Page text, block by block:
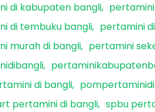
di kabupaten bangli
di tembuku bangli
pertamini
murah di bangli
pertamini
di bangli
pertamini di bangli spbu